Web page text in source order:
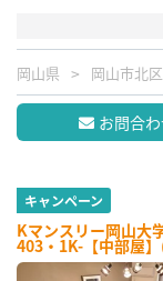
岡山県 岡山市北区
お問合
キャンペーン
Kマンスリー岡山大
403・1K-【中部屋